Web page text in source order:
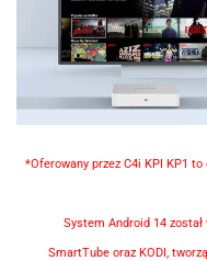
*Oferowany przez C4i KPI KP1
System Android 14
SmartTube oraz KODI,